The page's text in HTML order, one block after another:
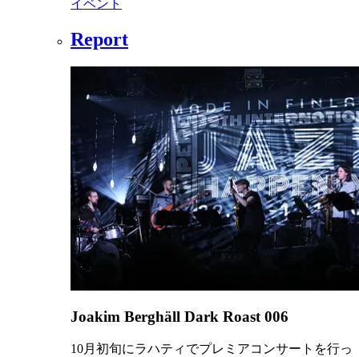
イベント
Report
Joakim Berghäll Dark Roast 006
10月初旬にラハティでプレミアコンサートを行っ